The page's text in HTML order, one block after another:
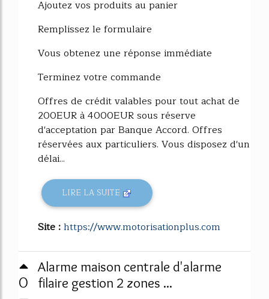
Ajoutez vos produits au panier
Remplissez le formulaire
Vous obtenez une réponse immédiate
Terminez votre commande
Offres de crédit valables pour tout achat de
200EUR à 4000EUR sous réserve
d'acceptation par Banque Accord. Offres
réservées aux particuliers. Vous disposez d'un
délai...
LIRE LA SUITE
Site :https://www.motorisationplus.com
0
Alarme maison centrale d'alarme
filaire gestion 2 zones ...